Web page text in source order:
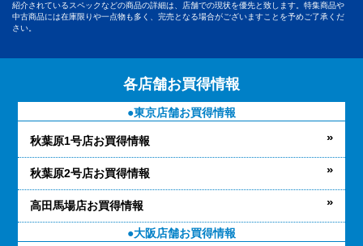
紹介されているスペックなどの商品の詳細は、店舗での現状を優先と致します。特集商品や
中古商品には在庫限りや一点物も多く、完売となる場合がございますことを予めご了承くだ
さい。
各店舗お買得情報
東京店舗お買得情報
秋葉原1号店お買得情報
秋葉原2号店お買得情報
高田馬場店お買得情報
大阪店舗お買得情報